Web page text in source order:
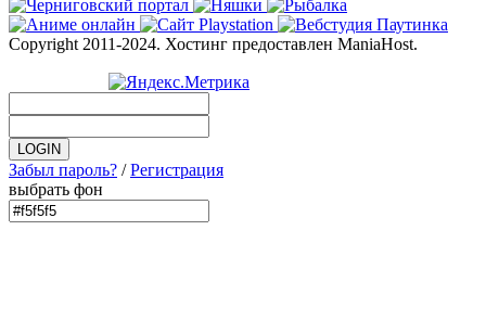
Copyright 2011-2024. Хостинг предоставлен ManiaHost.
Забыл пароль? /Регистрация
выбрать фон